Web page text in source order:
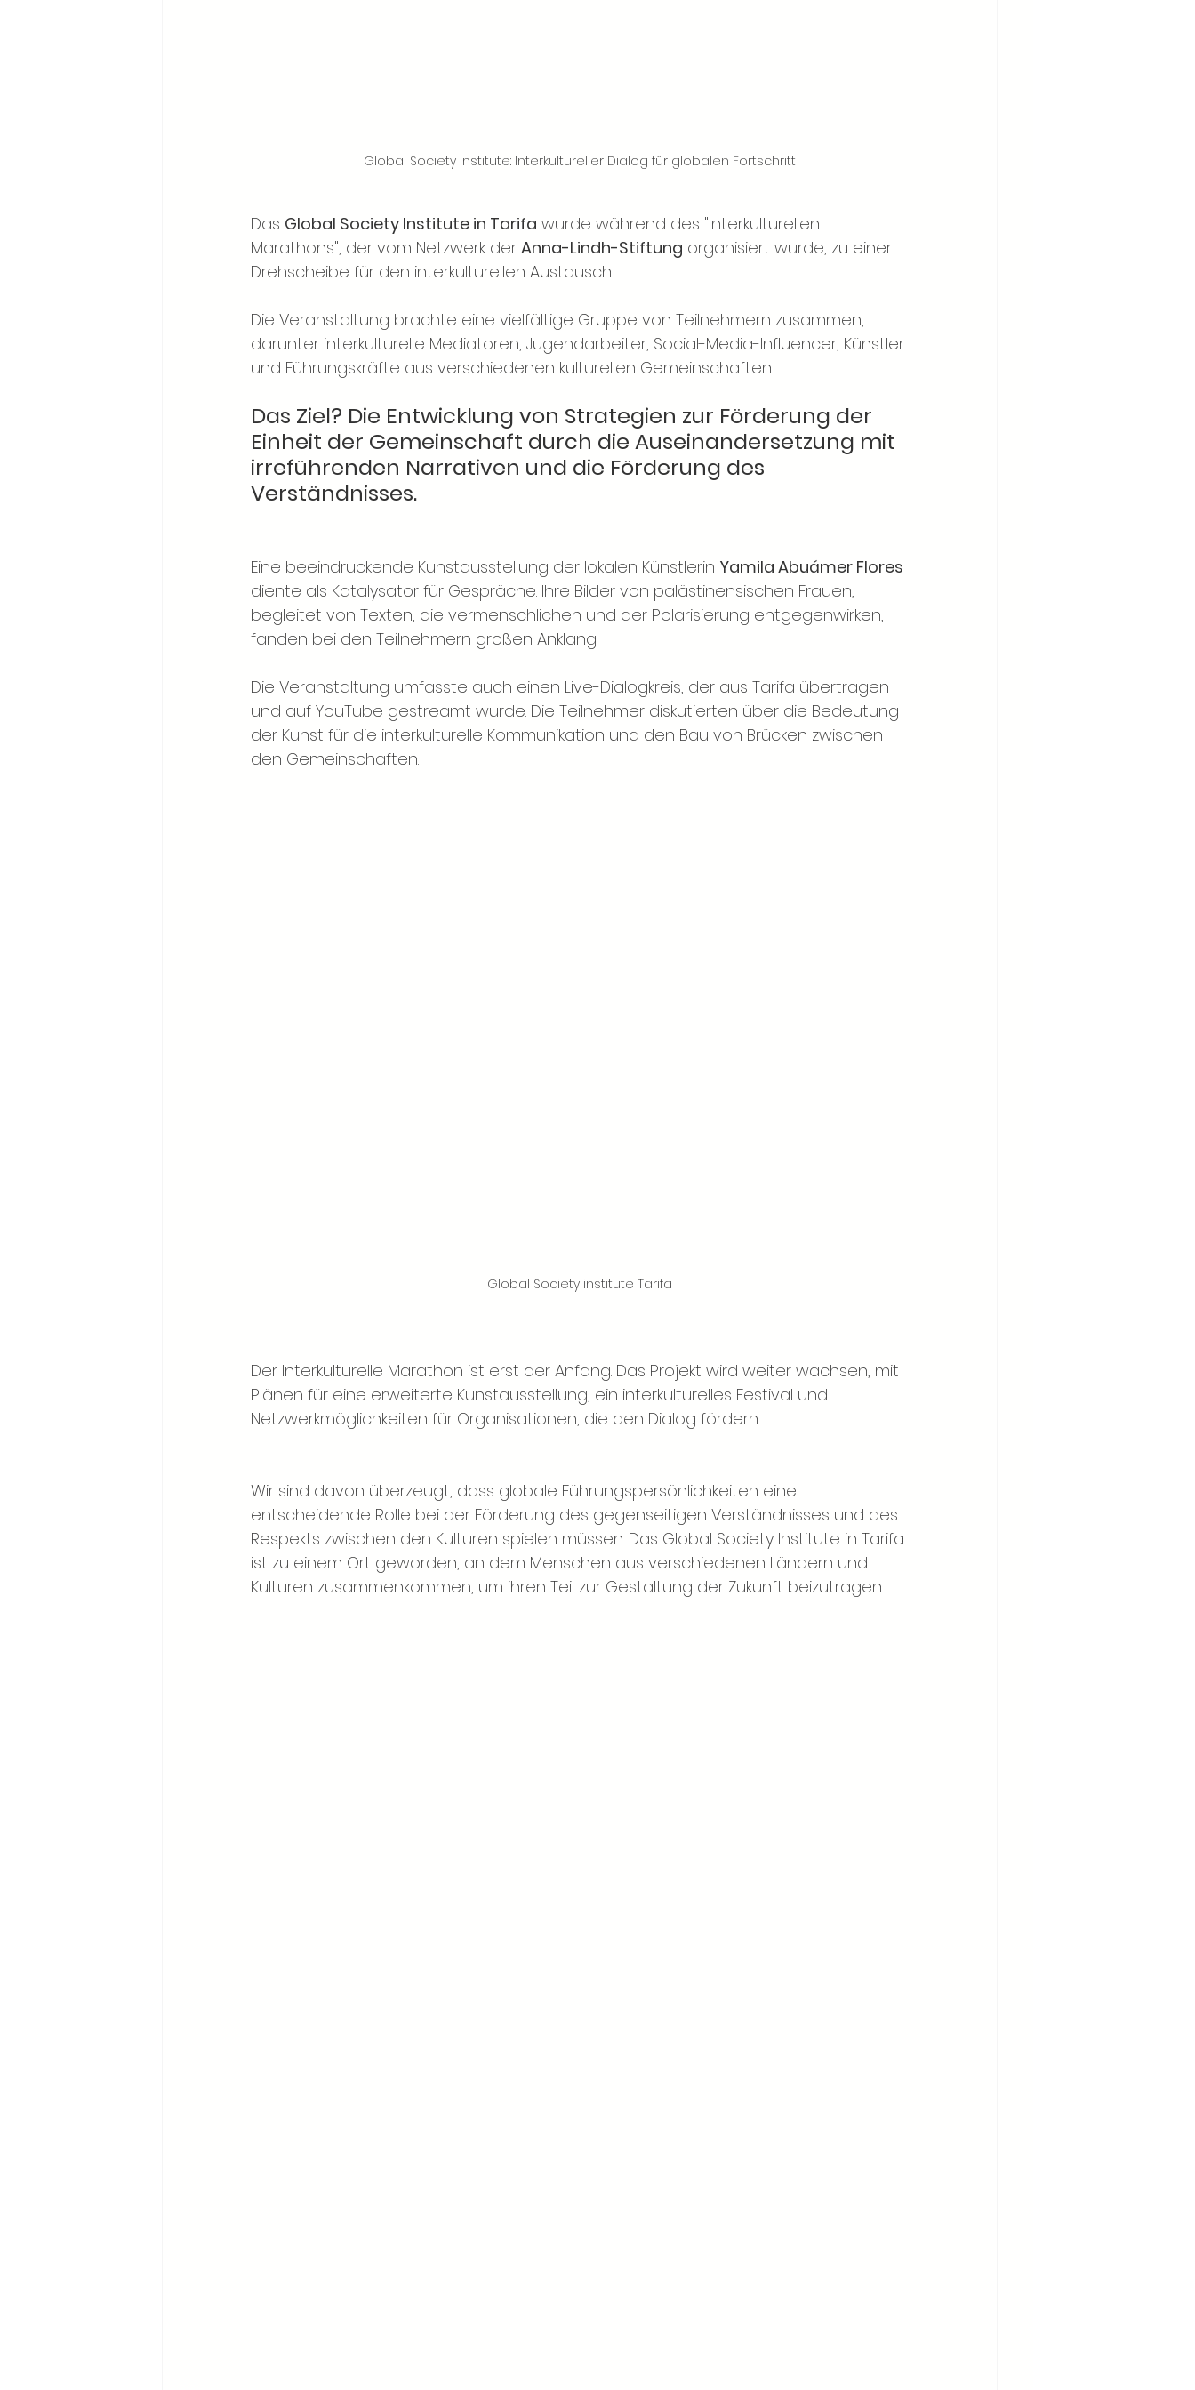
Global Society Institute: Interkultureller Dialog für globalen Fortschritt
Das Global Society Institute in Tarifa wurde während des "Interkulturellen
Marathons", der vom Netzwerk der Anna-Lindh-Stiftung organisiert wurde, zu einer
Drehscheibe für den interkulturellen Austausch.
Die Veranstaltung brachte eine vielfältige Gruppe von Teilnehmern zusammen,
darunter interkulturelle Mediatoren, Jugendarbeiter, Social-Media-Influencer, Künstler
und Führungskräfte aus verschiedenen kulturellen Gemeinschaften.
Das Ziel? Die Entwicklung von Strategien zur Förderung der
Einheit der Gemeinschaft durch die Auseinandersetzung mit
irreführenden Narrativen und die Förderung des
Verständnisses.
Eine beeindruckende Kunstausstellung der lokalen Künstlerin Yamila Abuámer Flores
diente als Katalysator für Gespräche. Ihre Bilder von palästinensischen Frauen,
begleitet von Texten, die vermenschlichen und der Polarisierung entgegenwirken,
fanden bei den Teilnehmern großen Anklang.
Die Veranstaltung umfasste auch einen Live-Dialogkreis, der aus Tarifa übertragen
und auf YouTube gestreamt wurde. Die Teilnehmer diskutierten über die Bedeutung
der Kunst für die interkulturelle Kommunikation und den Bau von Brücken zwischen
den Gemeinschaften.
Global Society institute Tarifa
Der Interkulturelle Marathon ist erst der Anfang. Das Projekt wird weiter wachsen, mit
Plänen für eine erweiterte Kunstausstellung, ein interkulturelles Festival und
Netzwerkmöglichkeiten für Organisationen, die den Dialog fördern.
Wir sind davon überzeugt, dass globale Führungspersönlichkeiten eine
entscheidende Rolle bei der Förderung des gegenseitigen Verständnisses und des
Respekts zwischen den Kulturen spielen müssen. Das Global Society Institute in Tarifa
ist zu einem Ort geworden, an dem Menschen aus verschiedenen Ländern und
Kulturen zusammenkommen, um ihren Teil zur Gestaltung der Zukunft beizutragen.